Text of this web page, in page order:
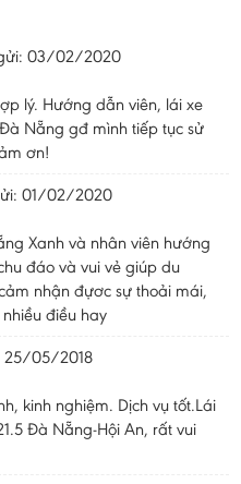
03/02/2020
lý. Hướng dẫn viên, lái xe
Nẵng gđ mình tiếp tục sử
ơn!
01/02/2020
Xanh và nhân viên hướng
đáo và vui vẻ giúp du
nhận đựơc sự thoải mái,
điều hay
25/05/2018
kinh nghiệm. Dịch vụ tốt.Lái
Đà Nẵng-Hội An, rất vui